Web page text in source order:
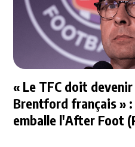
« Le TFC doit
Brentford français »
emballe l'After Foot